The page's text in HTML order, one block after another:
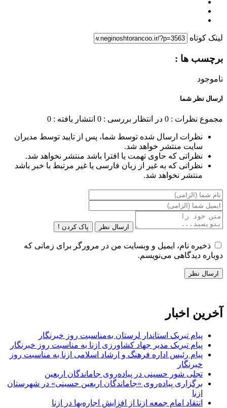
لینک کوتاه
برچسب ها :
ناموجود
ارسال نظر شما
مجموع نظرات : 0 در انتظار بررسی : 0 انتشار یافته : 0
نظرات ارسال شده توسط شما، پس از تایید توسط مدیران
سایت منتشر خواهد شد.
نظراتی که حاوی تهمت یا افترا باشد منتشر نخواهد شد.
نظراتی که به غیر از زبان فارسی یا غیر مرتبط با خبر باشد
منتشر نخواهد شد.
ارسال نظر پاک کردن !
ذخیره نام، ایمیل و وبسایت من در مرورگر برای زمانی که
دوباره دیدگاهی می‌نویسم.
آخرین اخبار
پیام تبریک استاندار لرستان به‌مناسبت روز خبرنگار
پیام تبریک مدیر جهاد کشاورزی ازنا به مناسبت روز خبرنگار
پیام رئیس اداره فرهنگ و ارشاد اسلامی ازنا به مناسبت روز
خبرنگار
تجلی شور حسینی در پیاده‌روی جاماندگان اربعین
برگزاری پیاده‌روی «جاماندگان اربعین حسینی» در شهرستان
ازنا
انتقاد امام جمعه ازنا از افزایش اجاره‌بها در ازنا